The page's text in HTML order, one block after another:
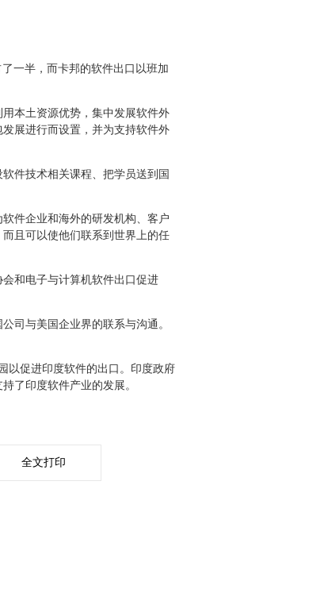
一半，而卡邦的软件出口以班加
本土资源优势，集中发展软件外
展进行而设置，并为支持软件外
件技术相关课程、把学员送到国
件企业和海外的研发机构、客户
且可以使他们联系到世界上的任
和电子与计算机软件出口促进
司与美国企业界的联系与沟通。
促进印度软件的出口。印度政府
了印度软件产业的发展。
全文打印